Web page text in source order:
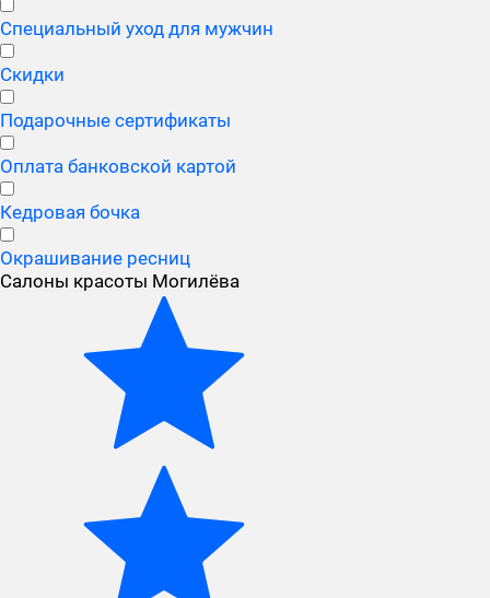
Специальный уход для мужчин
Скидки
Подарочные сертификаты
Оплата банковской картой
Кедровая бочка
Окрашивание ресниц
Салоны красоты Могилёва